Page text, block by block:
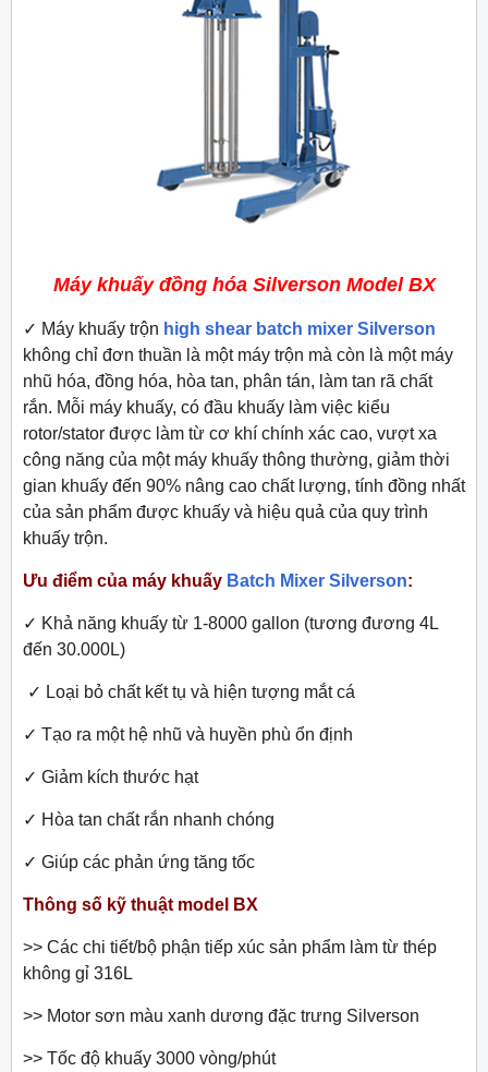
Máy khuấy đồng hóa Silverson Model BX
✓ Máy khuấy trộn high shear batch mixer Silverson
không chỉ đơn thuần là một máy trộn mà còn là một máy
nhũ hóa, đồng hóa, hòa tan, phân tán, làm tan rã chất
rắn. Mỗi máy khuấy, có đầu khuấy làm việc kiểu
rotor/stator được làm từ cơ khí chính xác cao, vượt xa
công năng của một máy khuấy thông thường, giảm thời
gian khuấy đến 90% nâng cao chất lượng, tính đồng nhất
của sản phẩm được khuấy và hiệu quả của quy trình
khuấy trộn.
Ưu điểm của máy khuấy Batch Mixer Silverson:
✓ Khả năng khuấy từ 1-8000 gallon (tương đương 4L
đến 30.000L)
✓ Loại bỏ chất kết tụ và hiện tượng mắt cá
✓ Tạo ra một hệ nhũ và huyền phù ổn định
✓ Giảm kích thước hạt
✓ Hòa tan chất rắn nhanh chóng
✓ Giúp các phản ứng tăng tốc
Thông số kỹ thuật model BX
>> Các chi tiết/bộ phận tiếp xúc sản phẩm làm từ thép
không gỉ 316L
>> Motor sơn màu xanh dương đặc trưng Silverson
>> Tốc độ khuấy 3000 vòng/phút